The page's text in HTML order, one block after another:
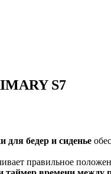
S7
для бедер и сиденье
правильное